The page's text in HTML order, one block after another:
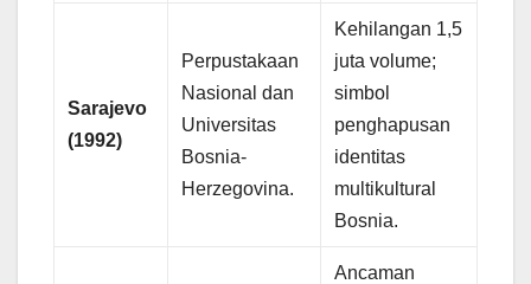
Sarajevo
(1992)
Perpustakaan
Nasional dan
Universitas
Bosnia-
Herzegovina.
Kehilangan 1,5
juta volume;
simbol
penghapusan
identitas
multikultural
Bosnia.
Ancaman